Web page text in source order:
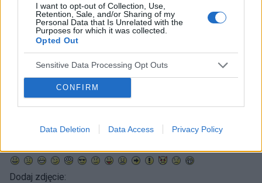
I want to opt-out of Collection, Use,
Retention, Sale, and/or Sharing of my
Personal Data that Is Unrelated with the
Purposes for which it was collected.
Opted Out
Sensitive Data Processing Opt Outs
CONFIRM
Data Deletion Data Access Privacy Policy
gość
Dodaj zdjęcie: